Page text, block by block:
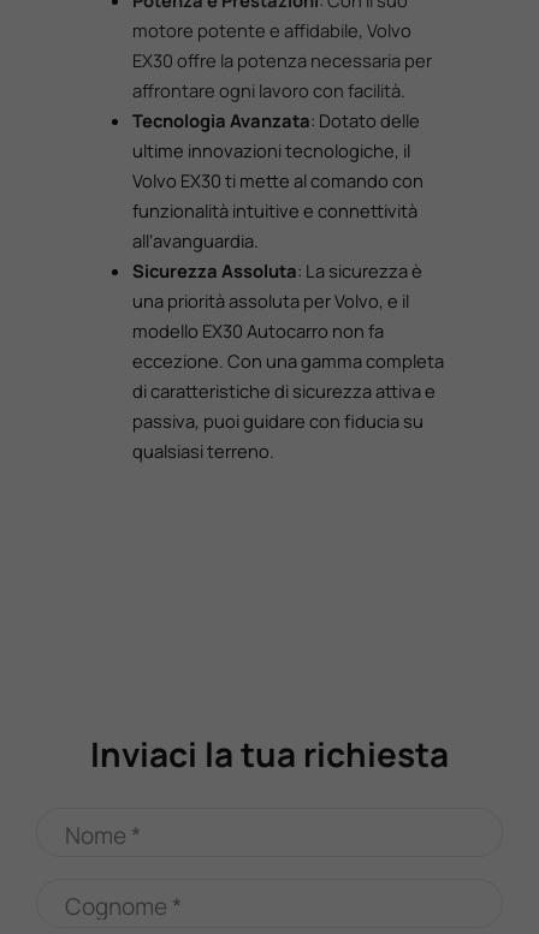
motore potente e affidabile, Volvo
EX30 offre la potenza necessaria per
affrontare ogni lavoro con facilità.
Tecnologia Avanzata: Dotato delle
ultime innovazioni tecnologiche, il
Volvo EX30 ti mette al comando con
funzionalità intuitive e connettività
all’avanguardia.
Sicurezza Assoluta: La sicurezza è
una priorità assoluta per Volvo, e il
modello EX30 Autocarro non fa
eccezione. Con una gamma completa
di caratteristiche di sicurezza attiva e
passiva, puoi guidare con fiducia su
qualsiasi terreno.
Inviaci la tua richiesta
Nome *
Cognome *